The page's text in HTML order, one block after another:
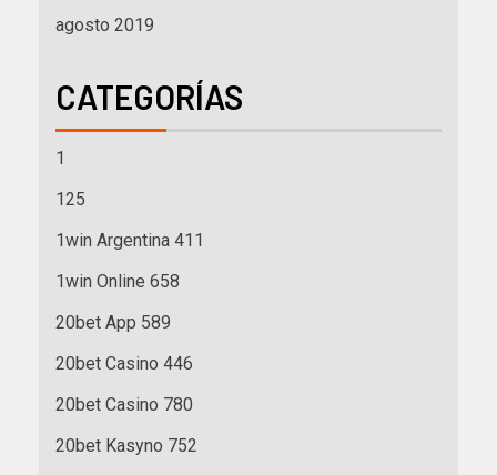
agosto 2019
CATEGORÍAS
1
125
1win Argentina 411
1win Online 658
20bet App 589
20bet Casino 446
20bet Casino 780
20bet Kasyno 752